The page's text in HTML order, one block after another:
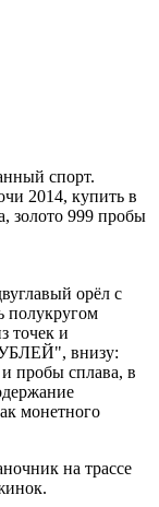
спорт.
2014, купить в
золото 999 пробы
орёл с
полукругом
точек и
внизу:
и пробы сплава, в
монетного
на трассе